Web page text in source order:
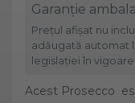
Garanție
Prețul afișat nu
adăugată automat
legislației în vigoare.
Acest Prosecco